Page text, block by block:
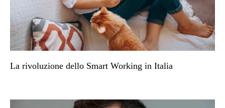
La rivoluzione dello Smart Working in Italia